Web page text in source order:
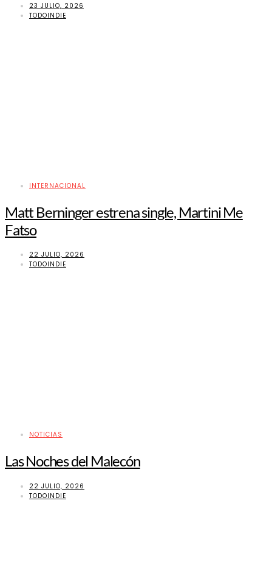
23 JULIO, 2026
TODOINDIE
INTERNACIONAL
Matt Berninger estrena single, Martini Me
Fatso
22 JULIO, 2026
TODOINDIE
NOTICIAS
Las Noches del Malecón
22 JULIO, 2026
TODOINDIE